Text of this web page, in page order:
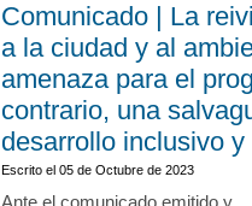
Comunicado | La
a la ciudad y al
amenaza para el
contrario, una
desarrollo inclusivo
Escrito el 05 de Octubre de 2023